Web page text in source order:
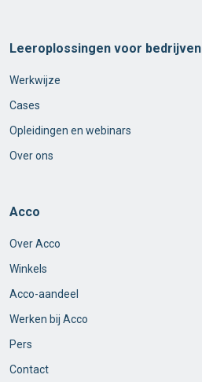
Leeroplossingen voor bedrijven
Werkwijze
Cases
Opleidingen en webinars
Over ons
Acco
Over Acco
Winkels
Acco-aandeel
Werken bij Acco
Pers
Contact